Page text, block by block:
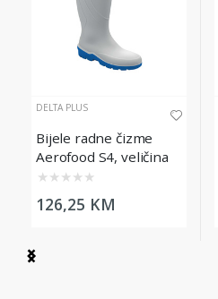
DELTA PLUS
Bijele radne čizme
Aerofood S4, veličina
40
★ ★ ★ ★ ★
126,25 KM
Item